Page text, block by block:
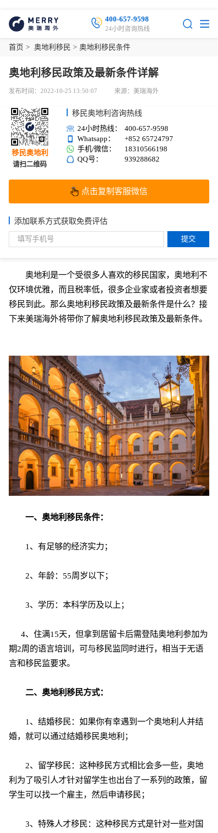
400-657-9598
24小时咨询热线
首页 > 奥地利移民 > 奥地利移民条件
奥地利移民政策及最新条件详解
发布时间：2022-10-25 13:50:07 来源：美瑞海外
移民奥地利
请扫二维码
移民奥地利咨询热线
24小时热线：
400-657-9598
Whatsapp：
+852 65724797
手机/微信：
18310566198
QQ号：
939288682
点击复制客服微信
添加联系方式获取免费评估
提交
奥地利是一个受很多人喜欢的移民国家，奥地利不
仅环境优雅，而且税率低，很多企业家或者投资者想要
移民到此。那么奥地利移民政策及最新条件是什么？接
下来美瑞海外将带你了解奥地利移民政策及最新条件。
一、奥地利移民条件：
1、有足够的经济实力；
2、年龄：55周岁以下；
3、学历：本科学历及以上；
4、住满15天，但拿到居留卡后需登陆奥地利参加为
期2周的语言培训，可与移民监同时进行，相当于无语
言和移民监要求。
二、奥地利移民方式：
1、结婚移民：如果你有幸遇到一个奥地利人并结
婚，就可以通过结婚移民奥地利；
2、留学移民：这种移民方式相比会多一些，奥地
利为了吸引人才针对留学生也出台了一系列的政策，留
学生可以找一个雇主，然后申请移民；
3、特殊人才移民：这种移民方式是针对一些对国